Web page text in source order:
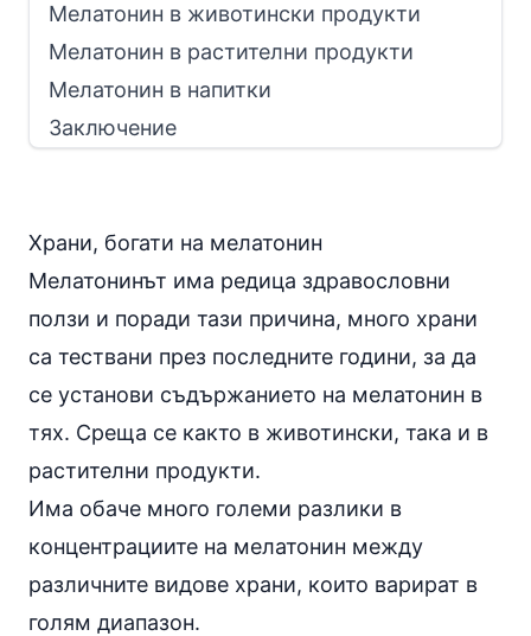
Мелатонин в животински продукти
Мелатонин в растителни продукти
Мелатонин в напитки
Заключение
Храни, богати на мелатонин
Мелатонинът има редица здравословни
ползи и поради тази причина, много храни
са тествани през последните години, за да
се установи съдържанието на мелатонин в
тях. Среща се както в животински, така и в
растителни продукти.
Има обаче много големи разлики в
концентрациите на мелатонин между
различните видове храни, които варират в
голям диапазон.